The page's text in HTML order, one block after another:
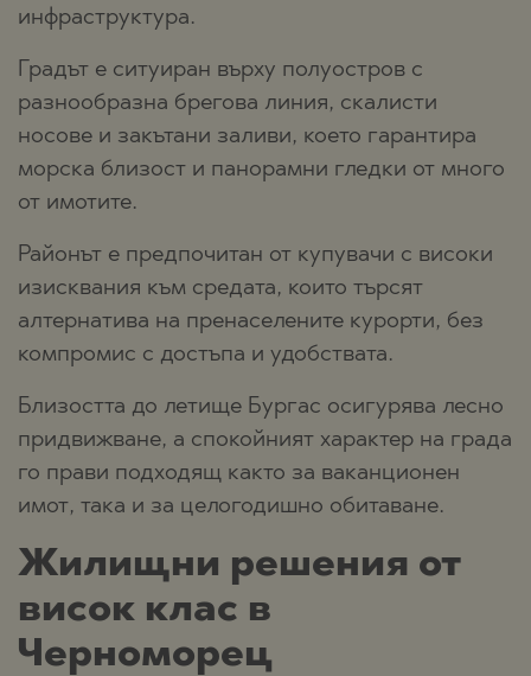
инфраструктура.
Градът е ситуиран върху полуостров с
разнообразна брегова линия, скалисти
носове и закътани заливи, което гарантира
морска близост и панорамни гледки от много
от имотите.
Районът е предпочитан от купувачи с високи
изисквания към средата, които търсят
алтернатива на пренаселените курорти, без
компромис с достъпа и удобствата.
Близостта до летище Бургас осигурява лесно
придвижване, а спокойният характер на града
го прави подходящ както за ваканционен
имот, така и за целогодишно обитаване.
Жилищни решения от
висок клас в
Черноморец